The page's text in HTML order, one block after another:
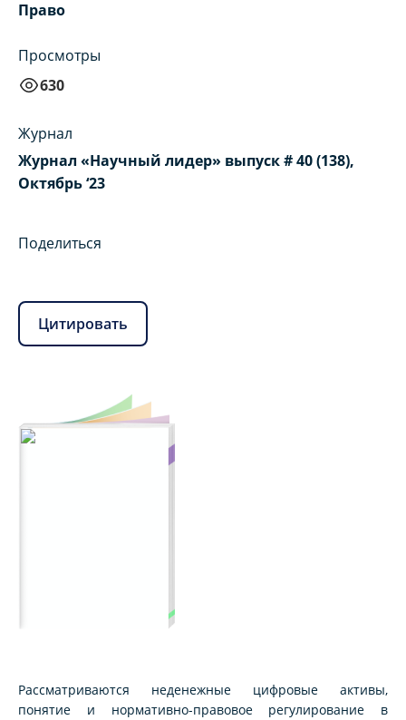
Право
Просмотры
630
Журнал
Журнал «Научный лидер» выпуск # 40 (138),
Октябрь ‘23
Поделиться
Цитировать
Рассматриваются неденежные цифровые активы,
понятие и нормативно-правовое регулирование в